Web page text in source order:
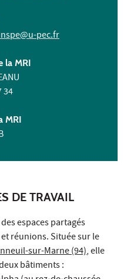
pec.fr
la MRI
34
MRI
DE TRAVAIL
espaces partagés
réunions. Située sur le
sur-Marne (94), elle
bâtiments :